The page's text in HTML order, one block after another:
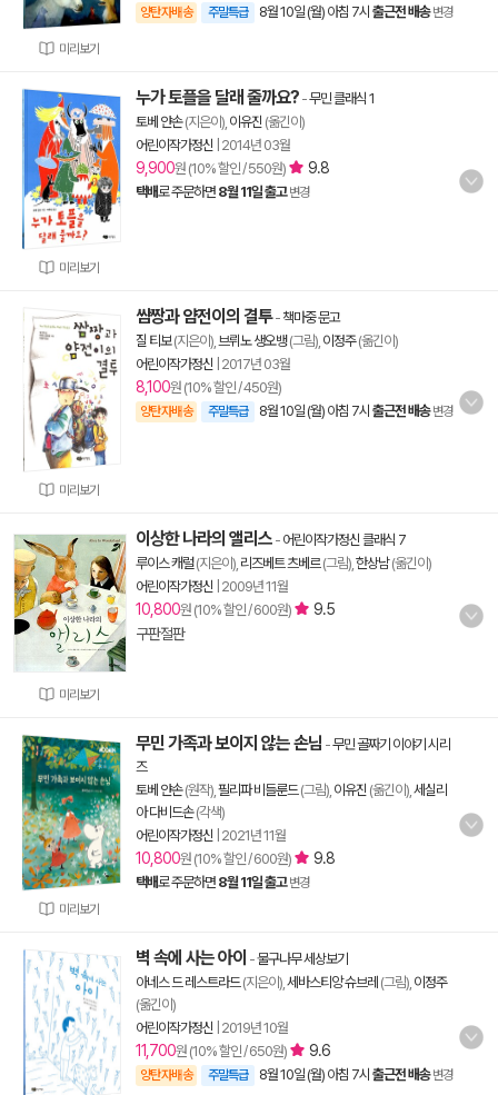
미리보기
양탄자배송 주말특급 8월 10일 (월) 아침 7시 출근전 배송 변경
미리보기
누가 토플을 달래 줄까요? -무민 클래식 1
토베 얀손(지은이), 이유진 (옮긴이)
어린이작가정신 2014년 03월
9,900원 (10% 할인 / 550원) 9.8
택배로 주문하면 8월 11일 출고 변경
미리보기
쌈짱과 얌전이의 결투- 책마중 문고
질 티보(지은이), 브뤼노 생오뱅(그림), 이정주(옮긴이)
어린이작가정신 2017년 03월
8,100원 (10% 할인 / 450원)
양탄자배송 주말특급 8월 10일 (월) 아침 7시 출근전 배송 변경
미리보기
이상한 나라의 앨리스 - 어린이작가정신 클래식 7
루이스 캐럴(지은이), 리즈베트 츠베르(그림), 한상남(옮긴이)
어린이작가정신 2009년 11월
10,800원 (10% 할인 / 600원)
9.5
구판절판
미리보기
무민 가족과 보이지 않는 손님 -무민 골짜기 이야기 시리
즈
토베 얀손(원작), 필리파 비들룬드(그림), 이유진 (옮긴이), 세실리
아 다비드손(각색)
어린이작가정신 2021년 11월
10,800원 (10% 할인 / 600원) 9.8
택배로 주문하면 8월 11일 출고 변경
벽 속에 사는 아이 -물구나무 세상보기
아네스 드 레스트라드(지은이), 세바스티앙 슈브레 (그림), 이정주
(옮긴이)
어린이작가정신 2019년 10월
11,700원 (10% 할인 / 650원) 9.6
양탄자배송 주말특급 8월 10일 (월) 아침 7시 출근전 배송 변경